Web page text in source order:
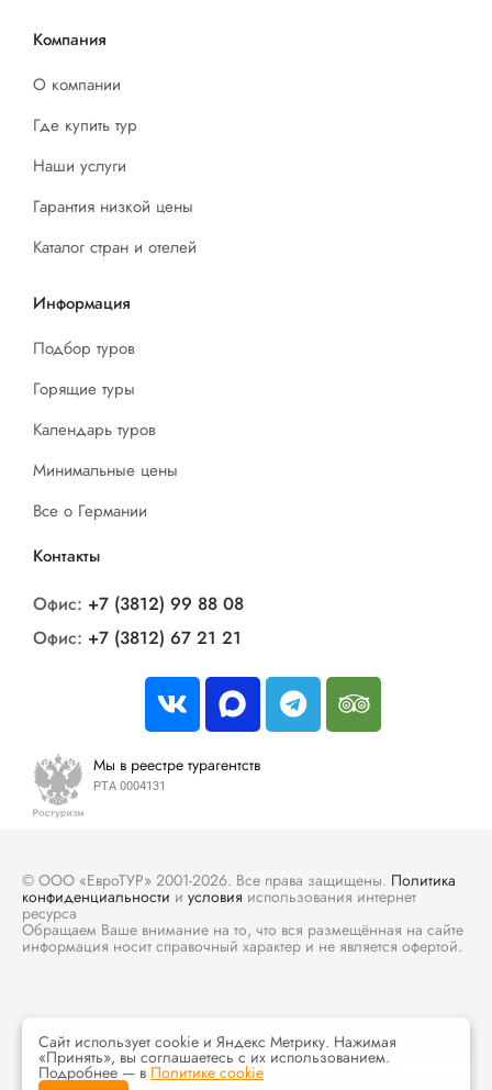
Компания
О компании
Где купить тур
Наши услуги
Гарантия низкой цены
Каталог стран и отелей
Информация
Подбор туров
Горящие туры
Календарь туров
Минимальные цены
Все о Германии
Контакты
Офис: +7 (3812) 99 88 08
Офис: +7 (3812) 67 21 21
Мы в реестре турагентств
РТА 0004131
© ООО «ЕвроТУР» 2001-2026. Все права защищены. Политика
конфиденциальности и условия использования интернет
ресурса
Обращаем Ваше внимание на то, что вся размещённая на сайте
информация носит справочный характер и не является офертой.
Сайт использует cookie и Яндекс Метрику. Нажимая
«Принять», вы соглашаетесь с их использованием.
Подробнее — в Политике cookie